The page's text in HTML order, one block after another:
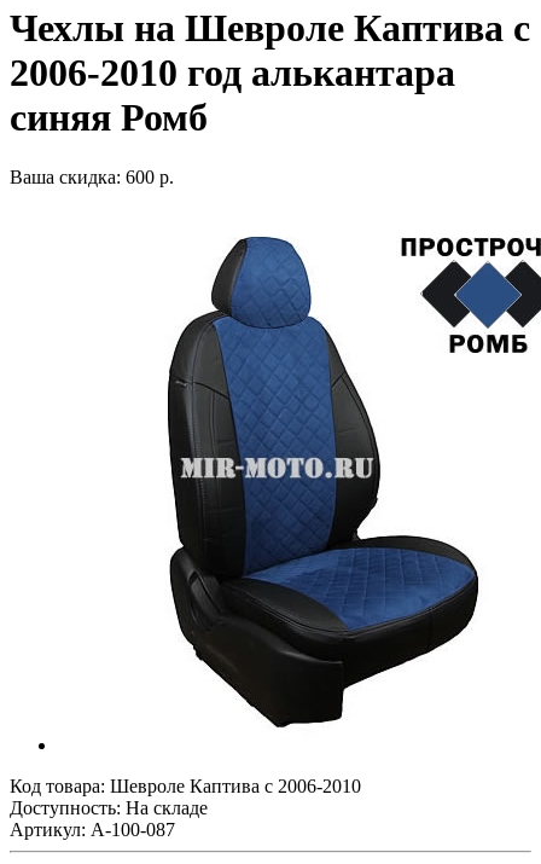
Чехлы на Шевроле Каптива с
2006-2010 год алькантара
синяя Ромб
Ваша скидка: 600 р.
Код товара: Шевроле Каптива с 2006-2010
Доступность: На складе
Артикул: A-100-087